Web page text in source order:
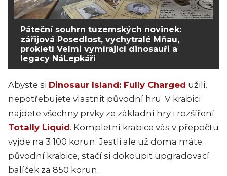
Páteční souhrn tuzemských novinek:
zářijová Posedlost, vychytralé Mňau,
prokletí Velmi vymírající dinosauři a
legacy NáLepkáři
Abyste si Dinosaur Island: Fully Charged užili,
nepotřebujete vlastnit původní hru. V krabici
najdete všechny prvky ze základní hry i rozšíření
Totally Liquid. Kompletní krabice vás v přepočtu
vyjde na 3 100 korun. Jestli ale už doma máte
původní krabice, stačí si dokoupit upgradovací
balíček za 850 korun.